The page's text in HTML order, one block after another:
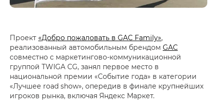
Проект «Добро пожаловать в GAC Family»,
реализованный автомобильным брендом GAC
совместно с маркетингово-коммуникационной
группой TWIGA CG, занял первое место в
национальной премии «Событие года» в категории
«Лучшее road show», опередив в финале крупнейших
игроков рынка, включая Яндекс Маркет.